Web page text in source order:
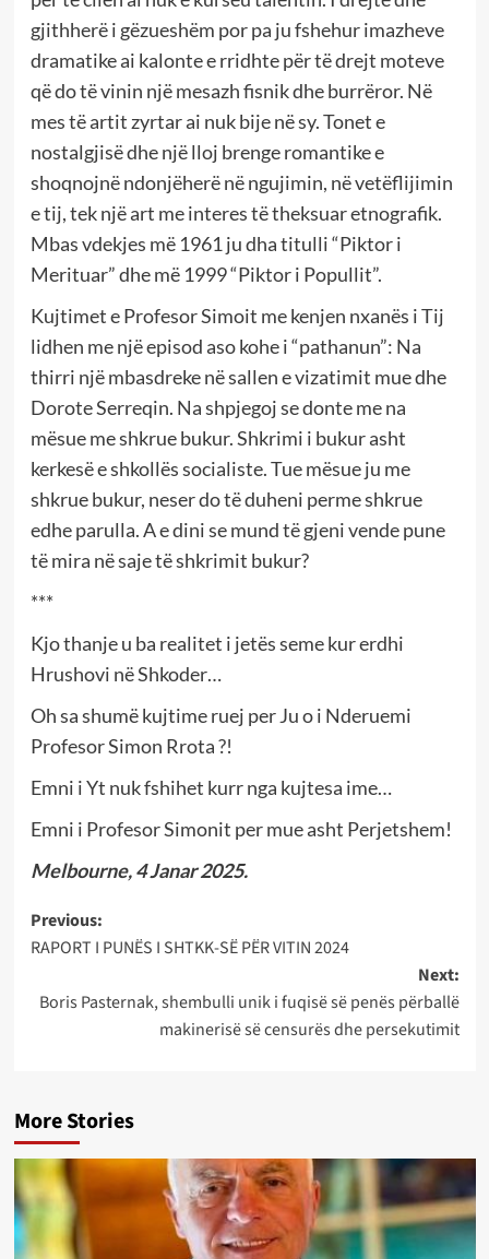
gjithherë i gëzueshëm por pa ju fshehur imazheve
dramatike ai kalonte e rridhte për të drejt moteve
që do të vinin një mesazh fisnik dhe burrëror. Në
mes të artit zyrtar ai nuk bije në sy. Tonet e
nostalgjisë dhe një lloj brenge romantike e
shoqnojnë ndonjëherë në ngujimin, në vetëflijimin
e tij, tek një art me interes të theksuar etnografik.
Mbas vdekjes më 1961 ju dha titulli “Piktor i
Merituar” dhe më 1999 “Piktor i Popullit”.
Kujtimet e Profesor Simoit me kenjen nxanës i Tij
lidhen me një episod aso kohe i “pathanun”: Na
thirri një mbasdreke në sallen e vizatimit mue dhe
Dorote Serreqin. Na shpjegoj se donte me na
mësue me shkrue bukur. Shkrimi i bukur asht
kerkesë e shkollës socialiste. Tue mësue ju me
shkrue bukur, neser do të duheni perme shkrue
edhe parulla. A e dini se mund të gjeni vende pune
të mira në saje të shkrimit bukur?
***
Kjo thanje u ba realitet i jetës seme kur erdhi
Hrushovi në Shkoder…
Oh sa shumë kujtime ruej per Ju o i Nderuemi
Profesor Simon Rrota ?!
Emni i Yt nuk fshihet kurr nga kujtesa ime…
Emni i Profesor Simonit per mue asht Perjetshem!
Melbourne, 4 Janar 2025.
Post
navigation
Previous:
RAPORT I PUNËS I SHTKK-SË PËR VITIN 2024
Next:
Boris Pasternak, shembulli unik i fuqisë së penës përballë
makinerisë së censurës dhe persekutimit
More Stories